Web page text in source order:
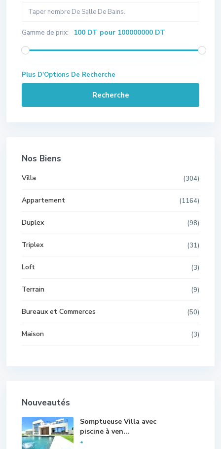
Gamme de prix: 100 DT pour 100000000 DT
Plus D'Options De Recherche
Recherche
Nos Biens
Villa (304)
Appartement (1164)
Duplex (98)
Triplex (31)
Loft (3)
Terrain (9)
Bureaux et Commerces (50)
Maison (3)
Nouveautés
Somptueuse Villa avec
piscine à ven...
*